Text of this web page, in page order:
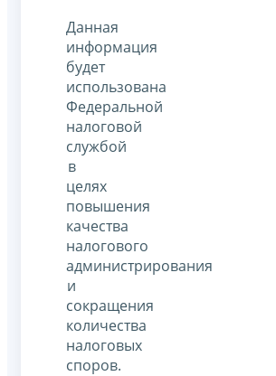
Данная
информация
будет
использована
Федеральной
налоговой
службой
в
целях
повышения
качества
налогового
администрирования
и
сокращения
количества
налоговых
споров.